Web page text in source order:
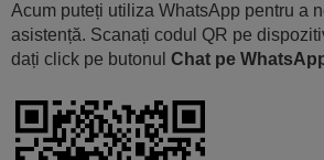
Acum puteți utiliza WhatsApp pentru a
asistență. Scanați codul QR pe
dați click pe butonul Chat pe